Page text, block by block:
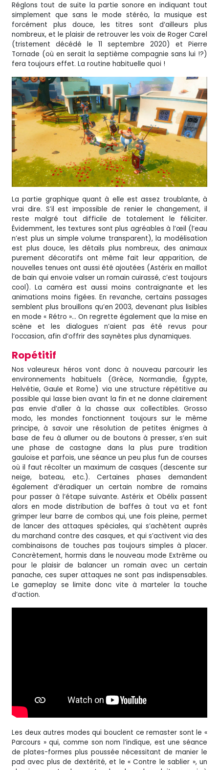
Réglons tout de suite la partie sonore en indiquant tout
simplement que sans le mode stéréo, la musique est
forcément plus douce, les titres sont d’ailleurs plus
nombreux, et le plaisir de retrouver les voix de Roger Carel
(tristement décédé le 11 septembre 2020) et Pierre
Tornade (où en serait la septième compagnie sans lui !?)
fera toujours effet. La routine habituelle quoi !
La partie graphique quant à elle est assez troublante, à
vrai dire. S’il est impossible de renier le changement, il
reste malgré tout difficile de totalement le féliciter.
Évidemment, les textures sont plus agréables à l’œil (l’eau
n’est plus un simple volume transparent), la modélisation
est plus douce, les détails plus nombreux, des animaux
purement décoratifs ont même fait leur apparition, de
nouvelles tenues ont aussi été ajoutées (Astérix en maillot
de bain qui envoie valser un romain cuirassé, c’est toujours
cool). La caméra est aussi moins contraignante et les
animations moins figées. En revanche, certains passages
semblent plus brouillons qu’en 2003, devenant plus lisibles
en mode « Rétro »… On regrette également que la mise en
scène et les dialogues n’aient pas été revus pour
l’occasion, afin d’offrir des saynètes plus dynamiques.
Ropétitif
Nos valeureux héros vont donc à nouveau parcourir les
environnements habituels (Grèce, Normandie, Égypte,
Helvétie, Gaule et Rome) via une structure répétitive au
possible qui lasse bien avant la fin et ne donne clairement
pas envie d’aller à la chasse aux collectibles. Grosso
modo, les mondes fonctionnent toujours sur le même
principe, à savoir une résolution de petites énigmes à
base de feu à allumer ou de boutons à presser, s’en suit
une phase de castagne dans la plus pure tradition
gauloise et parfois, une séance un peu plus fun de courses
où il faut récolter un maximum de casques (descente sur
neige, bateau, etc.). Certaines phases demandent
également d’éradiquer un certain nombre de romains
pour passer à l’étape suivante. Astérix et Obélix passent
alors en mode distribution de baffes à tout va et font
grimper leur barre de combos qui, une fois pleine, permet
de lancer des attaques spéciales, qui s’achètent auprès
du marchand contre des casques, et qui s’activent via des
combinaisons de touches pas toujours simples à placer.
Concrètement, hormis dans le nouveau mode Extrême ou
pour le plaisir de balancer un romain avec un certain
panache, ces super attaques ne sont pas indispensables.
Le gameplay se limite donc vite à marteler la touche
d’action.
Les deux autres modes qui bouclent ce remaster sont le «
Parcours » qui, comme son nom l’indique, est une séance
de plates-formes plus poussée nécessitant de manier le
pad avec plus de dextérité, et le « Contre le sablier », un